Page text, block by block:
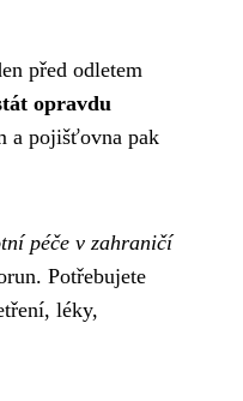
před odletem
opravdu
a pojišťovna pak
péče v zahraničí
Potřebujete
léky,